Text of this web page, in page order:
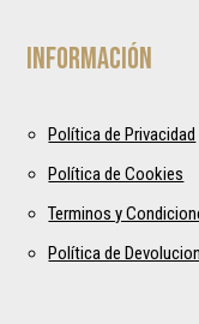
Información
Política de Privacidad
Política de Cookies
Terminos y
Política de